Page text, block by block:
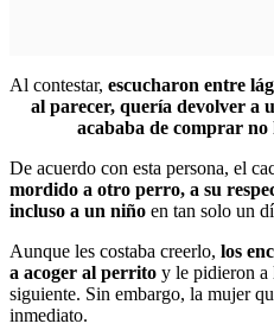
Al contestar, escucharon entre
al parecer, quería devolver a
acababa de comprar no
De acuerdo con esta persona, el
mordido a otro perro, a su
incluso a un niño en tan solo un
Aunque les costaba creerlo, los
a acoger al perrito y le pidieron a
siguiente. Sin embargo, la mujer
inmediato.